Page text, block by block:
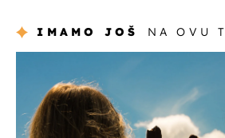
IMAMO JOŠ NA OVU